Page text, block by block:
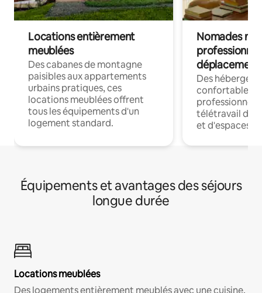
Locations entièrement
meublées
Des cabanes de montagne
paisibles aux appartements
urbains pratiques, ces
locations meublées offrent
tous les équipements d'un
logement standard.
Nomades
déplacement
Des
confortables
professionnels
télétravail
et d'espaces
Équipements et avantages des séjours
longue durée
Locations meublées
Des logements entièrement meublés avec une cuisine,